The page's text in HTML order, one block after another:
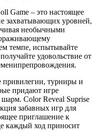
Game – это настоящее
захватывающих уровней,
необычными
темпе, испытывайте
удовольствие от
привилегии, турниры и
придают игре
Color Reveal Suprise
забавных игр для
приглашение к
каждый ход приносит